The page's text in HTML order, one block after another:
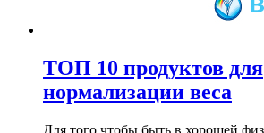
ТОП 10 продуктов для
нормализации веса
Для того чтобы быть в хорошей